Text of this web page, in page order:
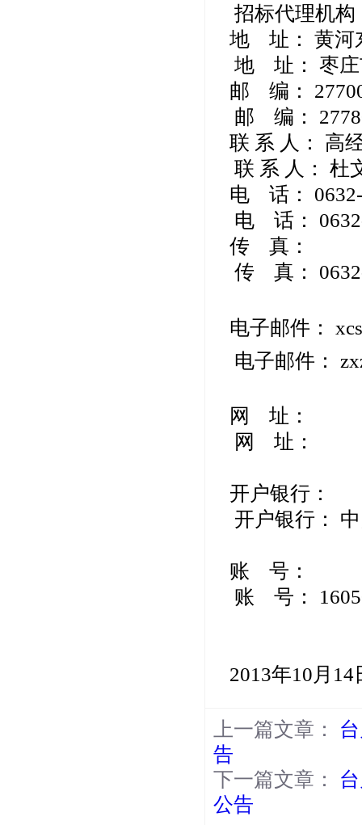
招标代理机
地 址： 黄河
地 址： 枣庄
邮 编：
邮 编：
联 系 人： 高
联 系 人： 杜
电 话：
电 话：
传 真：
传 真：
电子邮件：
电子邮件：
网 址：
网 址：
开户银行：
开户银行：
账 号：
账 号：
2013年10月14
上一篇文章：
告
下一篇文章：
公告